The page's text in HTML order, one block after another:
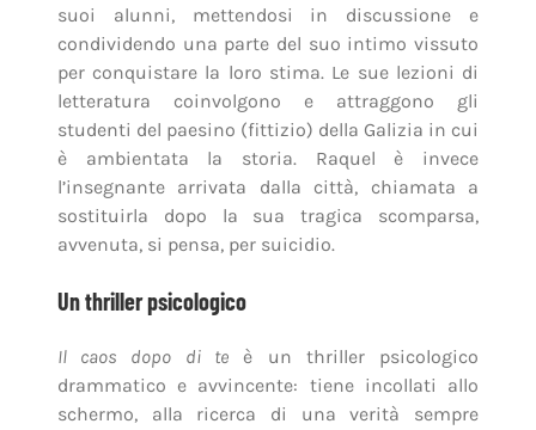
suoi alunni, mettendosi in discussione e
condividendo una parte del suo intimo vissuto
per conquistare la loro stima. Le sue lezioni di
letteratura coinvolgono e attraggono gli
studenti del paesino (fittizio) della Galizia in cui
è ambientata la storia. Raquel è invece
l’insegnante arrivata dalla città, chiamata a
sostituirla dopo la sua tragica scomparsa,
avvenuta, si pensa, per suicidio.
Un thriller psicologico
Il caos dopo di te è un thriller psicologico
drammatico e avvincente: tiene incollati allo
schermo, alla ricerca di una verità sempre